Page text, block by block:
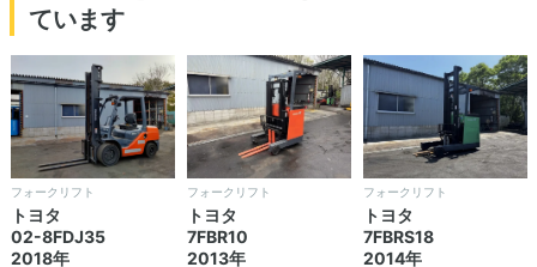
ています
フォークリフト
トヨタ
02-8FDJ35
2018年
フォークリフト
トヨタ
7FBR10
2013年
フォークリフト
トヨタ
7FBRS18
2014年